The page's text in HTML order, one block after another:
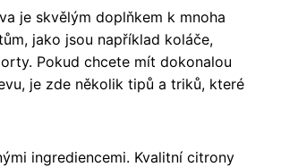
je skvělým doplňkem k mnoha
jako jsou například koláče,
Pokud chcete mít dokonalou
je zde několik tipů a triků, které
ingrediencemi. Kvalitní citrony